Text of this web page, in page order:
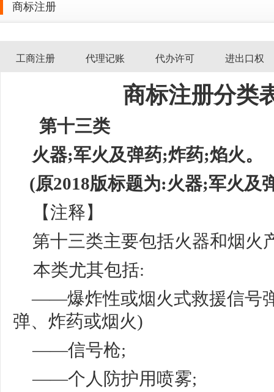
商标注册
工商注册 代理记账 代办许可 进出口权
商标注册分类
第十三类
火器;军火及弹药;炸药;焰火。
(原2018版标题为:火器;军火及
【注释】
第十三类主要包括火器和烟火
本类尤其包括:
——爆炸性或烟火式救援信号
弹、炸药或烟火)
——信号枪;
——个人防护用喷雾;